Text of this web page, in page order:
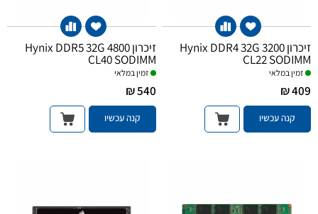
זיכרון Hynix DDR4 32G 3200
CL22 SODIMM
זמין במלאי
409 ₪
קנה עכשיו
זיכרון Hynix DDR5 32G 4800
CL40 SODIMM
זמין במלאי
540 ₪
קנה עכשיו